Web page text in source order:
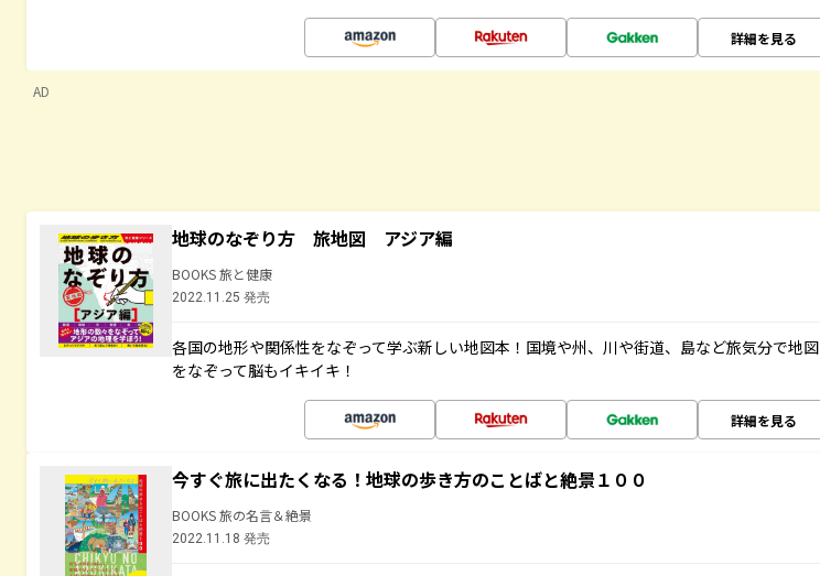
詳細を見る
AD
地球のなぞり方 旅地図 アジア編
BOOKS 旅と健康
2022.11.25 発売
各国の地形や関係性をなぞって学ぶ新しい地図本！国境や州、川や街道、島など旅気分で地図
をなぞって脳もイキイキ！
詳細を見る
今すぐ旅に出たくなる！地球の歩き方のことばと絶景１００
BOOKS 旅の名言＆絶景
2022.11.18 発売